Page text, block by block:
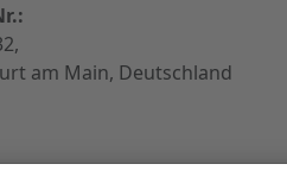
am Main, Deutschland